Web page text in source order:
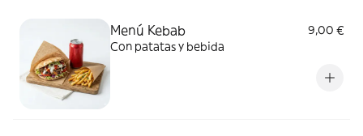
Menú Kebab
9,00 €
Con patatas y bebida